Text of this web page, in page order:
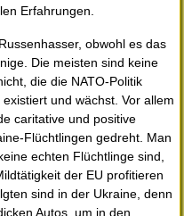
Erfahrungen.
obwohl es das
Die meisten sind keine
die die NATO-Politik
und wächst. Vor allem
caritative und positive
Flüchtlingen gedreht. Man
echten Flüchtlinge sind,
der EU profitieren
sind in der Ukraine, denn
Autos, um in den